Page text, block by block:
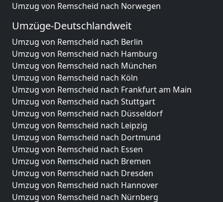
Umzug von Remscheid nach Norwegen
Umzüge-Deutschlandweit
Umzug von Remscheid nach Berlin
Umzug von Remscheid nach Hamburg
Umzug von Remscheid nach München
Umzug von Remscheid nach Köln
Umzug von Remscheid nach Frankfurt am Main
Umzug von Remscheid nach Stuttgart
Umzug von Remscheid nach Düsseldorf
Umzug von Remscheid nach Leipzig
Umzug von Remscheid nach Dortmund
Umzug von Remscheid nach Essen
Umzug von Remscheid nach Bremen
Umzug von Remscheid nach Dresden
Umzug von Remscheid nach Hannover
Umzug von Remscheid nach Nürnberg